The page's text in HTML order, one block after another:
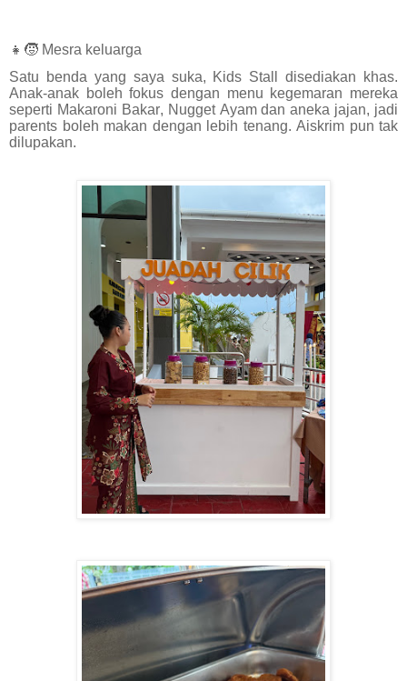
👧🧒 Mesra keluarga
Satu benda yang saya suka, Kids Stall disediakan khas.
Anak-anak boleh fokus dengan menu kegemaran mereka
seperti Makaroni Bakar, Nugget Ayam dan aneka jajan, jadi
parents boleh makan dengan lebih tenang. Aiskrim pun tak
dilupakan.